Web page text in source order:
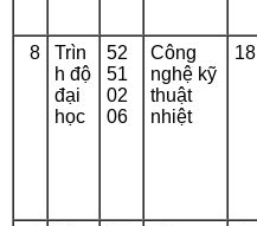
8
Trìn
h độ
đại
học
52
51
02
06
Công
nghệ kỹ
thuật
nhiệt
18